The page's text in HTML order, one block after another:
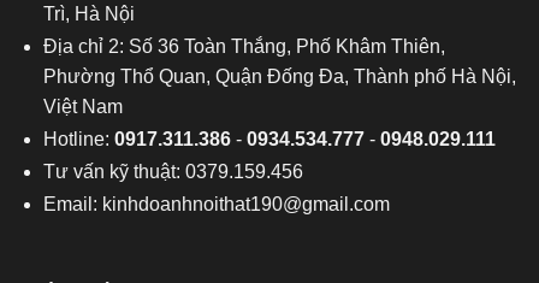
Trì, Hà Nội
Địa chỉ 2: Số 36 Toàn Thắng, Phố Khâm Thiên,
Phường Thổ Quan, Quận Đống Đa, Thành phố Hà Nội,
Việt Nam
Hotline: 0917.311.386- 0934.534.777- 0948.029.111
Tư vấn kỹ thuật: 0379.159.456
Email: kinhdoanhnoithat190@gmail.com